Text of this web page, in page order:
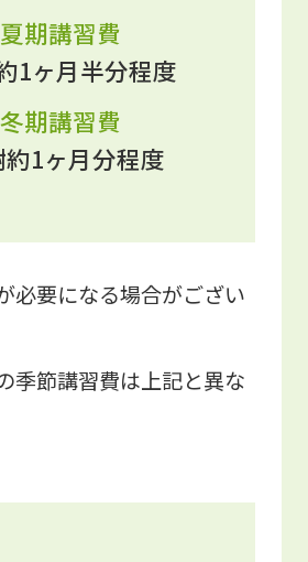
夏期講習費
1ヶ月半分程度
冬期講習費
約1ヶ月分程度
必要になる場合がござい
季節講習費は上記と異な